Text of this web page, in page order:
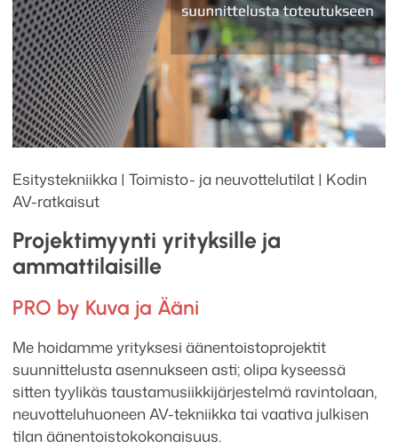
Esitystekniikka | Toimisto- ja neuvottelutilat | Kodin
AV-ratkaisut
Projektimyynti yrityksille ja
ammattilaisille
PRO by Kuva ja Ääni
Me hoidamme yrityksesi äänentoistoprojektit
suunnittelusta asennukseen asti; olipa kyseessä
sitten tyylikäs taustamusiikkijärjestelmä ravintolaan,
neuvotteluhuoneen AV-tekniikka tai vaativa julkisen
tilan äänentoistokokonaisuus.